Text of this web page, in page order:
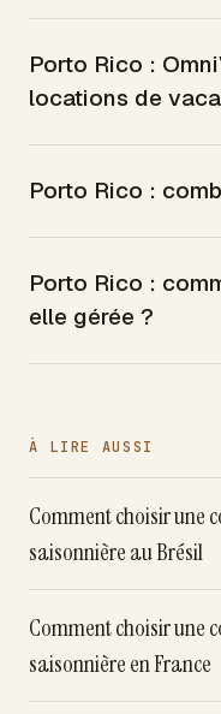
Porto Rico :
locations de
Porto Rico :
Porto Rico :
elle gérée ?
À LIRE AUSSI
Comment choisir une
saisonnière au Brésil
Comment choisir une
saisonnière en France